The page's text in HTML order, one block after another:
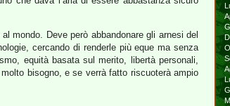
mondo. Deve però abbandonare gli arnesi del
cercando di renderle più eque ma senza
equità basata sul merito, libertà personali,
bisogno, e se verrà fatto riscuoterà ampio